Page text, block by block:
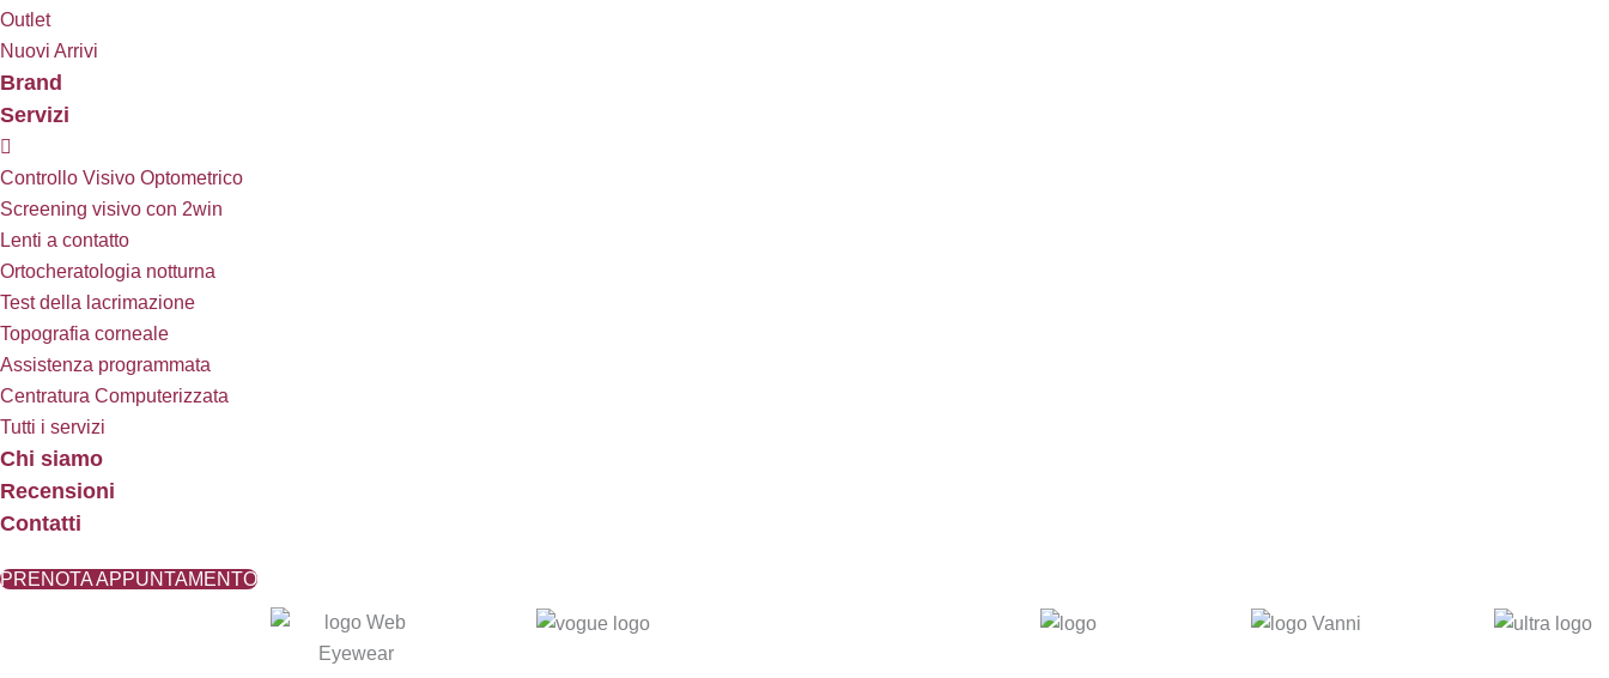
Outlet
Nuovi Arrivi
Brand
Servizi
Controllo Visivo Optometrico
Screening visivo con 2win
Lenti a contatto
Ortocheratologia notturna
Test della lacrimazione
Topografia corneale
Assistenza programmata
Centratura Computerizzata
Tutti i servizi
Chi siamo
Recensioni
Contatti
PRENOTA APPUNTAMENTO